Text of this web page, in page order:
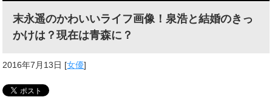
末永遥のかわいいライフ画像！泉浩と結婚のきっ
かけは？現在は青森に？
2016年7月13日 [女優]